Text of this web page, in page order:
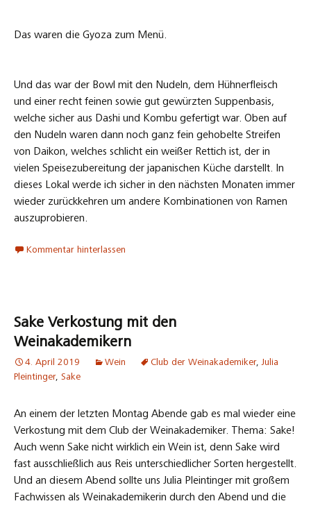
Das waren die Gyoza zum Menü.
Und das war der Bowl mit den Nudeln, dem Hühnerfleisch
und einer recht feinen sowie gut gewürzten Suppenbasis,
welche sicher aus Dashi und Kombu gefertigt war. Oben auf
den Nudeln waren dann noch ganz fein gehobelte Streifen
von Daikon, welches schlicht ein weißer Rettich ist, der in
vielen Speisezubereitung der japanischen Küche darstellt. In
dieses Lokal werde ich sicher in den nächsten Monaten immer
wieder zurückkehren um andere Kombinationen von Ramen
auszuprobieren.
Kommentar hinterlassen
Sake Verkostung mit den
Weinakademikern
4. April 2019 Wein Club der Weinakademiker,Julia
Pleintinger, Sake
An einem der letzten Montag Abende gab es mal wieder eine
Verkostung mit dem Club der Weinakademiker. Thema: Sake!
Auch wenn Sake nicht wirklich ein Wein ist, denn Sake wird
fast ausschließlich aus Reis unterschiedlicher Sorten hergestellt.
Und an diesem Abend sollte uns Julia Pleintinger mit großem
Fachwissen als Weinakademikerin durch den Abend und die